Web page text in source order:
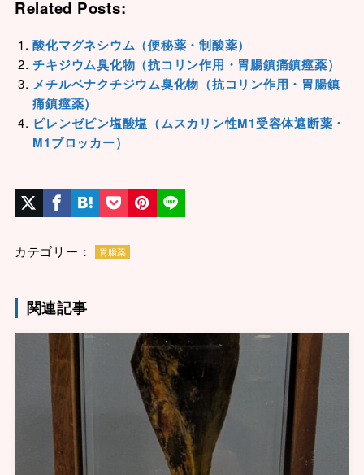
Related Posts:
酸化マグネシウム（便秘薬・制酸薬）
チキジウム臭化物（抗コリン作用・胃腸鎮痛鎮痙薬）
メチルベナクチジウム臭化物（抗コリン作用・胃腸鎮
痛鎮痙薬）
ピレンゼピン塩酸塩（ムスカリン性M1受容体遮断薬・
M1ブロッカー）
カテゴリー： 胃腸薬
関連記事